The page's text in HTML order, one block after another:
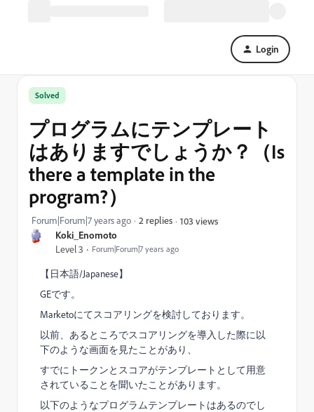
Login
Koki_Enomoto
Level 3 Forum|Forum|7 years ago
Solved
プログラムにテンプレート
はありますでしょうか？（Is
there a template in the
program?）
Forum|Forum|7 years ago 2 replies 103 views
【日本語/Japanese】
GEです。
Marketoにてスコアリングを検討しております。
以前、あるところでスコアリングを導入した際に以
下のような画面を見たことがあり、
すでにトークンとスコアがテンプレートとして用意
されていることを聞いたことがあります。
以下のようなプログラムテンプレートはあるのでし